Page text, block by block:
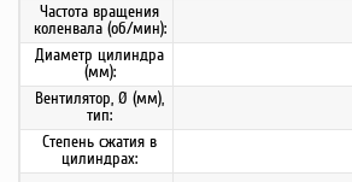
Частота вращения
коленвала (об/мин):
Диаметр цилиндра
(мм):
Вентилятор, Ø (мм),
тип:
Степень сжатия в
цилиндрах: